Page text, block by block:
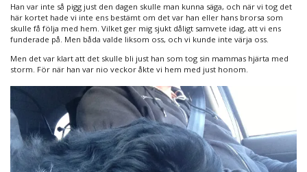
Han var inte så pigg just den dagen skulle man kunna säga, och när vi tog det
här kortet hade vi inte ens bestämt om det var han eller hans brorsa som
skulle få följa med hem. Vilket ger mig sjukt dåligt samvete idag, att vi ens
funderade på. Men båda valde liksom oss, och vi kunde inte värja oss.
Men det var klart att det skulle bli just han som tog sin mammas hjärta med
storm. För när han var nio veckor åkte vi hem med just honom.